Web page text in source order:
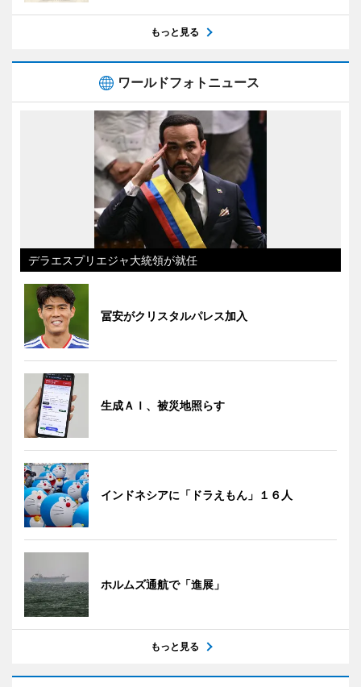
もっと見る
ワールドフォトニュース
デラエスプリエジャ大統領が就任
冨安がクリスタルパレス加入
生成ＡＩ、被災地照らす
インドネシアに「ドラえもん」１６人
ホルムズ通航で「進展」
もっと見る